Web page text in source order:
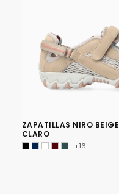
ZAPATILLAS NIRO
CLARO
+16